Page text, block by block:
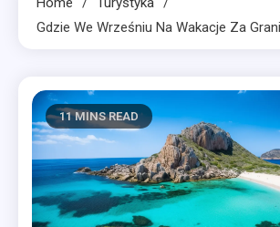
Gdzie We Wrześniu Na Wakacje Za
11 MINS READ